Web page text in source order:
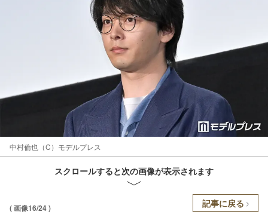
中村倫也（C）モデルプレス
スクロールすると次の画像が表示されます
( 画像16/24 ) 記事に戻る